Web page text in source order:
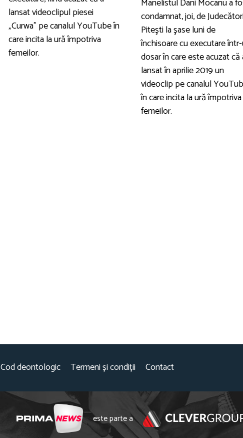
lansat videoclipul piesei
„Curwa” pe canalul YouTube în
care incita la ură împotriva
femeilor.
Manelistul Dani Mocanu a
condamnat, joi, de
Piteşti la şase luni de
închisoare cu executare
dosar în care este acuzat că
lansat în aprilie 2019 un
videoclip pe canalul
în care incita la ură împotriva
femeilor.
Cod deontologic Termeni și condiții Contact
este parte a